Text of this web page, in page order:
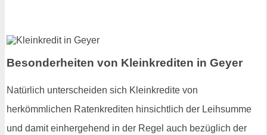
Besonderheiten von Kleinkrediten in Geyer
Natürlich unterscheiden sich Kleinkredite von
herkömmlichen Ratenkrediten hinsichtlich der Leihsumme
und damit einhergehend in der Regel auch bezüglich der